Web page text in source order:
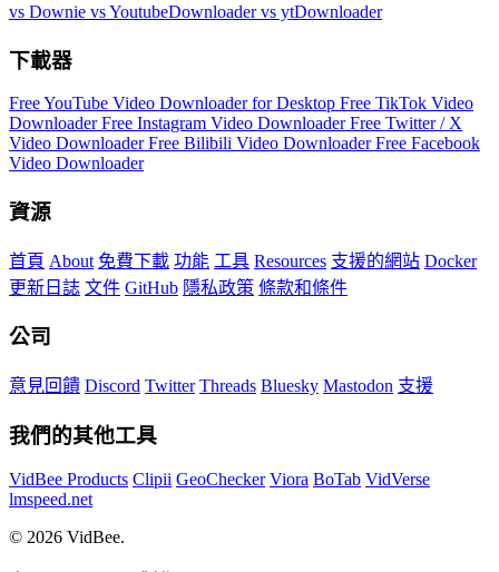
vs Downie vs YoutubeDownloadervs ytDownloader
下載器
Free YouTube Video Downloader for Desktop Free TikTok Video
DownloaderFree Instagram Video DownloaderFree Twitter / X
Video DownloaderFree Bilibili Video DownloaderFree Facebook
Video Downloader
資源
首頁 About 免費下載 功能 工具 Resources 支援的網站 Docker
更新日誌 文件 GitHub 隱私政策 條款和條件
公司
意見回饋 Discord Twitter Threads Bluesky Mastodon 支援
我們的其他工具
VidBee Products Clipii GeoChecker Viora BoTab VidVerse
lmspeed.net
© 2026 VidBee.